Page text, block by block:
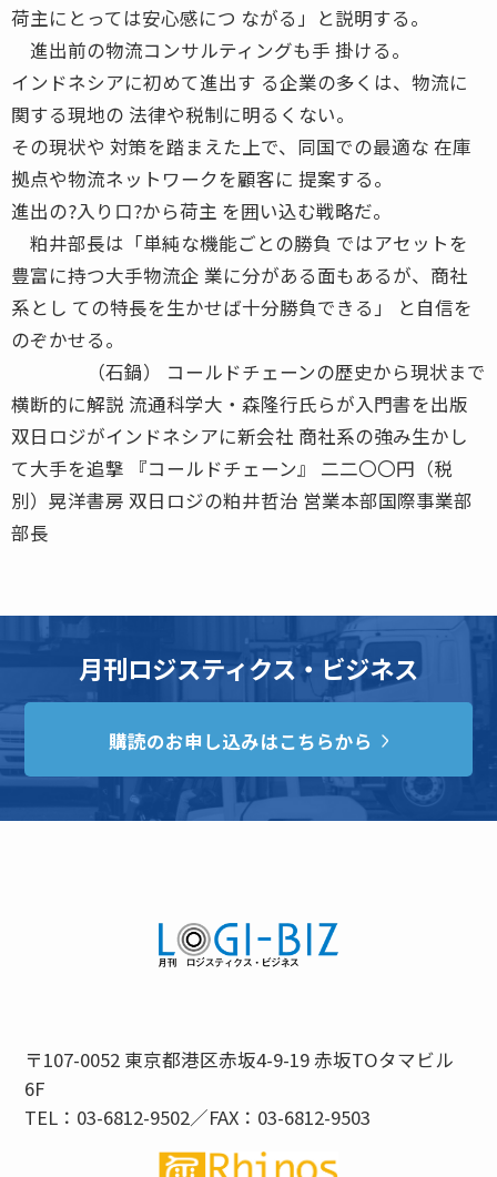
荷主にとっては安心感につ ながる」と説明する。
進出前の物流コンサルティングも手 掛ける。
インドネシアに初めて進出す る企業の多くは、物流に
関する現地の 法律や税制に明るくない。
その現状や 対策を踏まえた上で、同国での最適な 在庫
拠点や物流ネットワークを顧客に 提案する。
進出の?入り口?から荷主 を囲い込む戦略だ。
粕井部長は「単純な機能ごとの勝負 ではアセットを
豊富に持つ大手物流企 業に分がある面もあるが、商社
系とし ての特長を生かせば十分勝負できる」 と自信を
のぞかせる。
（石鍋） コールドチェーンの歴史から現状まで
横断的に解説 流通科学大・森隆行氏らが入門書を出版
双日ロジがインドネシアに新会社 商社系の強み生かし
て大手を追撃 『コールドチェーン』 二二〇〇円（税
別）晃洋書房 双日ロジの粕井哲治 営業本部国際事業部
部長
月刊ロジスティクス・ビジネス
購読のお申し込みはこちらから
〒107-0052 東京都港区赤坂4-9-19 赤坂TOタマビル
6F
TEL：03-6812-9502／FAX：03-6812-9503